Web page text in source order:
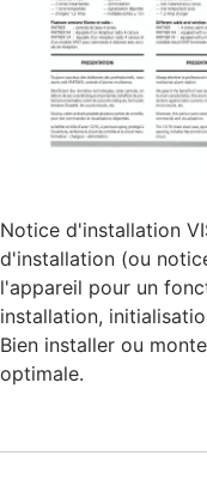
Notice d'installation
d'installation (ou
l'appareil pour un
installation,
Bien installer ou
optimale.